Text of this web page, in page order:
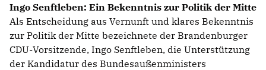
PROGRAMME
WICHTIGE BESCHLÜSSE DER CDU BRANDENBURG
75 JAHRE CDU BRANDENBURG
PRESSE
Ingo Senftleben: Ein Bekenntnis zur Politik der Mitte
Als Entscheidung aus Vernunft und klares Bekenntnis
zur Politik der Mitte bezeichnete der Brandenburger
CDU-Vorsitzende, Ingo Senftleben, die Unterstützung
der Kandidatur des Bundesaußenministers